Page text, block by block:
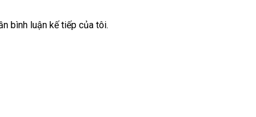
bình luận kế tiếp của tôi.